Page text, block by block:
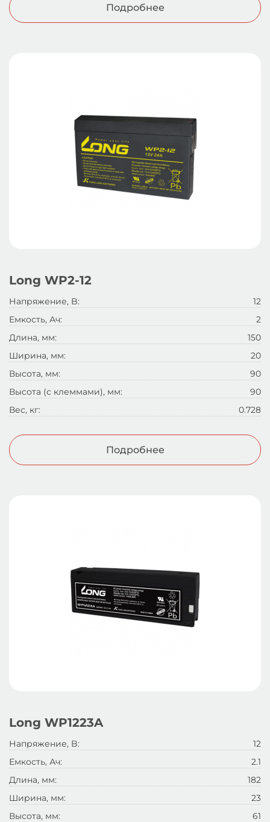
Подробнее
Long WP2-12
Напряжение, B:
12
Емкость, Ач:
2
Длина, мм:
150
Ширина, мм:
20
Высота, мм:
90
Высота (с клеммами), мм:
90
Вес, кг:
0.728
Подробнее
Long WP1223A
Напряжение, B:
12
Емкость, Ач:
2.1
Длина, мм:
182
Ширина, мм:
23
Высота, мм:
61